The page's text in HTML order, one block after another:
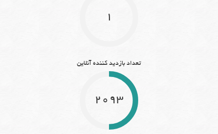
1
تعداد بازدید کننده آنلاین
2093